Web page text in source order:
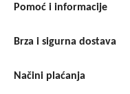
Pomoć i informacije
Brza i sigurna dostava
Načini plaćanja